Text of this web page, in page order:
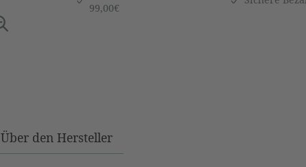
99,00€
Über den Hersteller